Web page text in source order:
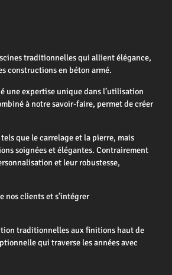
traditionnelles qui allient élégance,
constructions en béton armé.
une expertise unique dans l’utilisation
à notre savoir-faire, permet de créer
que le carrelage et la pierre, mais
soignées et élégantes. Contrairement
et leur robustesse,
nos clients et s’intégrer
traditionnelles aux finitions haut de
qui traverse les années avec